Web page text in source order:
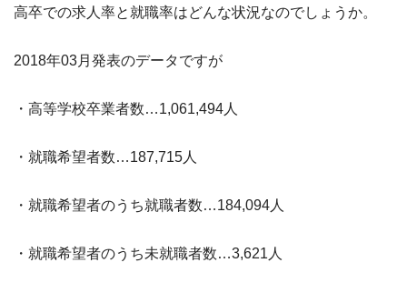
高卒での求人率と就職率はどんな状況なのでしょうか。
2018年03月発表のデータですが
・高等学校卒業者数…1,061,494人
・就職希望者数…187,715人
・就職希望者のうち就職者数…184,094人
・就職希望者のうち未就職者数…3,621人